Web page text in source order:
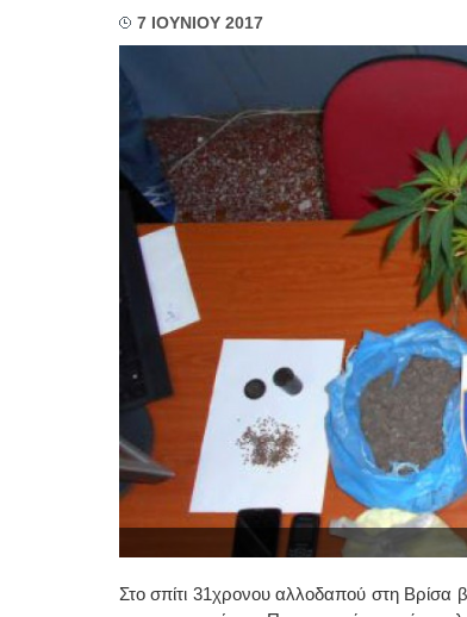
7 ΙΟΥΝΙΟΥ 2017
Στο σπίτι 31χρονου αλλοδαπού στη